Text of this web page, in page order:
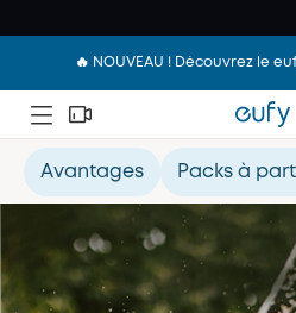
🔥 NOUVEAU ! Découvrez le
Avantages Packs à